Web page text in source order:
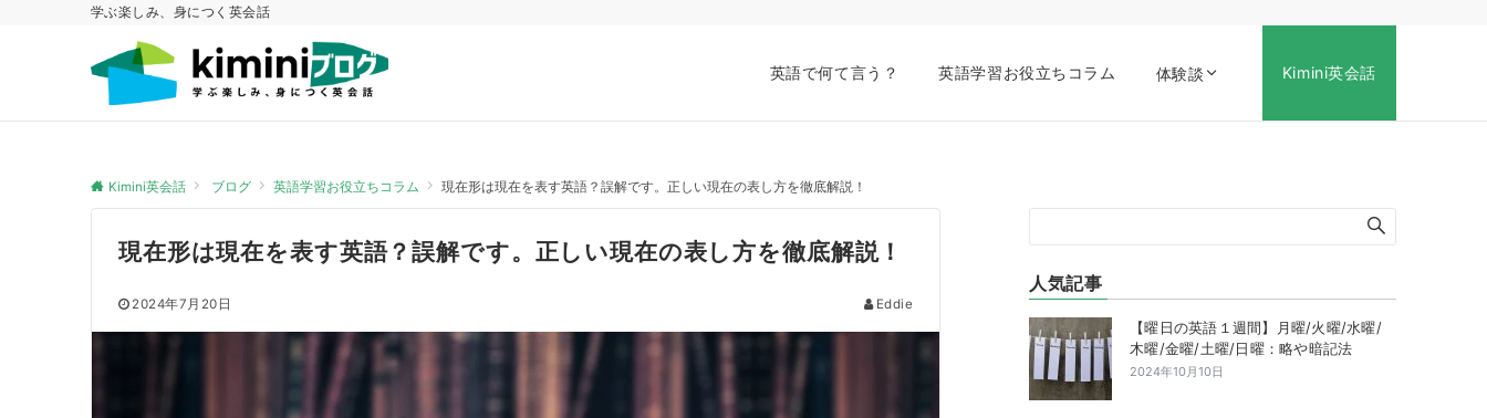
学ぶ楽しみ、身につく英会話
英語で何て言う？ 英語学習お役立ちコラム 体験談 Kimini英会話
Kimini英会話 ブログ 英語学習お役立ちコラム 現在形は現在を表す英語？誤解です。正しい現在の表し方を徹底解説！
現在形は現在を表す英語？誤解です。正しい現在の表し方を徹底解説！
2024年7月20日 Eddie
人気記事
【曜日の英語１週間】月曜/火曜/水曜/
木曜/金曜/土曜/日曜：略や暗記法
2024年10月10日